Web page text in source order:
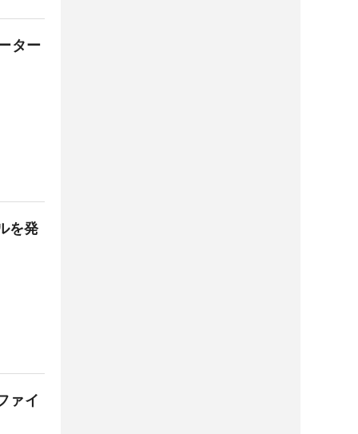
ター
を発
ァイ